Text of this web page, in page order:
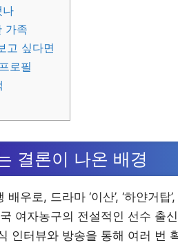
나
가족
고 싶다면
로필
결론이 나온 배경
우로, 드라마 ‘이산’, ‘하얀거탑
여자농구의 전설적인 선수 출
인터뷰와 방송을 통해 여러 번